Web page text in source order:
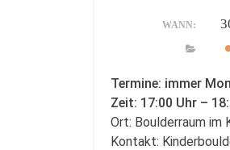
WANN:
Termine: immer
Zeit: 17:00 Uhr –
Ort: Boulderraum im
Kontakt: